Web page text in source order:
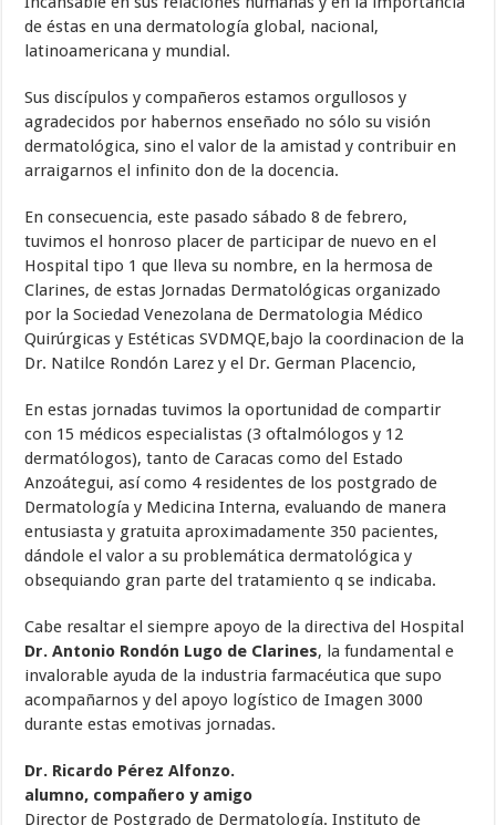
de éstas en una dermatología global, nacional,
latinoamericana y mundial.
Sus discípulos y compañeros estamos orgullosos y
agradecidos por habernos enseñado no sólo su visión
dermatológica, sino el valor de la amistad y contribuir en
arraigarnos el infinito don de la docencia.
En consecuencia, este pasado sábado 8 de febrero,
tuvimos el honroso placer de participar de nuevo en el
Hospital tipo 1 que lleva su nombre, en la hermosa de
Clarines, de estas Jornadas Dermatológicas organizado
por la Sociedad Venezolana de Dermatologia Médico
Quirúrgicas y Estéticas SVDMQE,bajo la coordinacion de la
Dr. Natilce Rondón Larez y el Dr. German Placencio,
En estas jornadas tuvimos la oportunidad de compartir
con 15 médicos especialistas (3 oftalmólogos y 12
dermatólogos), tanto de Caracas como del Estado
Anzoátegui, así como 4 residentes de los postgrado de
Dermatología y Medicina Interna, evaluando de manera
entusiasta y gratuita aproximadamente 350 pacientes,
dándole el valor a su problemática dermatológica y
obsequiando gran parte del tratamiento q se indicaba.
Cabe resaltar el siempre apoyo de la directiva del Hospital
Dr. Antonio Rondón Lugo de Clarines, la fundamental e
invalorable ayuda de la industria farmacéutica que supo
acompañarnos y del apoyo logístico de Imagen 3000
durante estas emotivas jornadas.
Dr. Ricardo Pérez Alfonzo.
alumno, compañero y amigo
Director de Postgrado de Dermatología. Instituto de